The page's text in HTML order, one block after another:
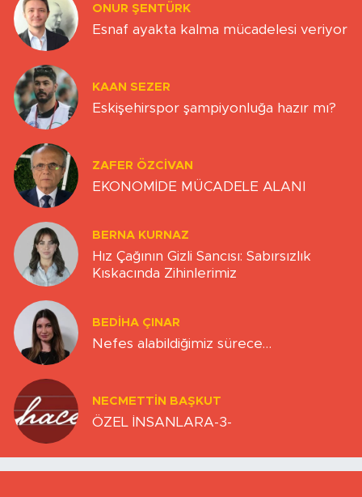
ONUR ŞENTÜRK
Esnaf ayakta kalma mücadelesi veriyor
KAAN SEZER
Eskişehirspor şampiyonluğa hazır mı?
ZAFER ÖZCIVAN
EKONOMİDE MÜCADELE ALANI
BERNA KURNAZ
Hız Çağının Gizli Sancısı: Sabırsızlık
Kıskacında Zihinlerimiz
BEDIHA ÇINAR
Nefes alabildiğimiz sürece…
NECMETTIN BAŞKUT
ÖZEL İNSANLARA-3-